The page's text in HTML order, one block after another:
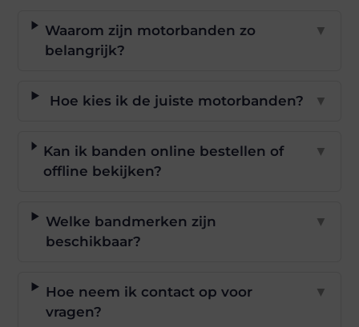
Waarom zijn motorbanden zo
belangrijk?
▼
Hoe kies ik de juiste motorbanden? ▼
Kan ik banden online bestellen of
offline bekijken?
▼
Welke bandmerken zijn
beschikbaar?
▼
Hoe neem ik contact op voor
vragen?
▼